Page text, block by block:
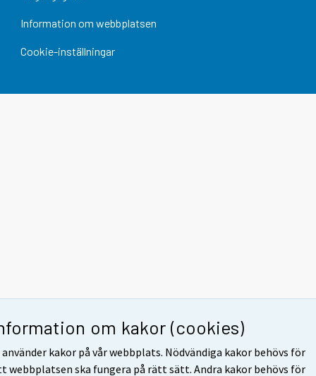
om kakor (cookies)
använder kakor på vår webbplats. Nödvändiga kakor behövs för
webbplatsen ska fungera på rätt sätt. Andra kakor behövs för
Information om webbplatsen
Cookie-inställningar